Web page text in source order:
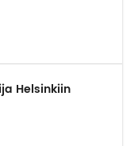
Helsinkiin